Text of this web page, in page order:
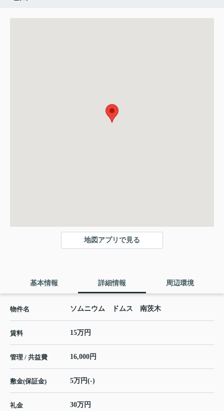
地図アプリで見る
基本情報 詳細情報 周辺環境
物件名 ソムニウム ドムス 南茨木
賃料 15万円
管理 / 共益費 16,000円
敷金(保証金) 5万円(-)
礼金 30万円